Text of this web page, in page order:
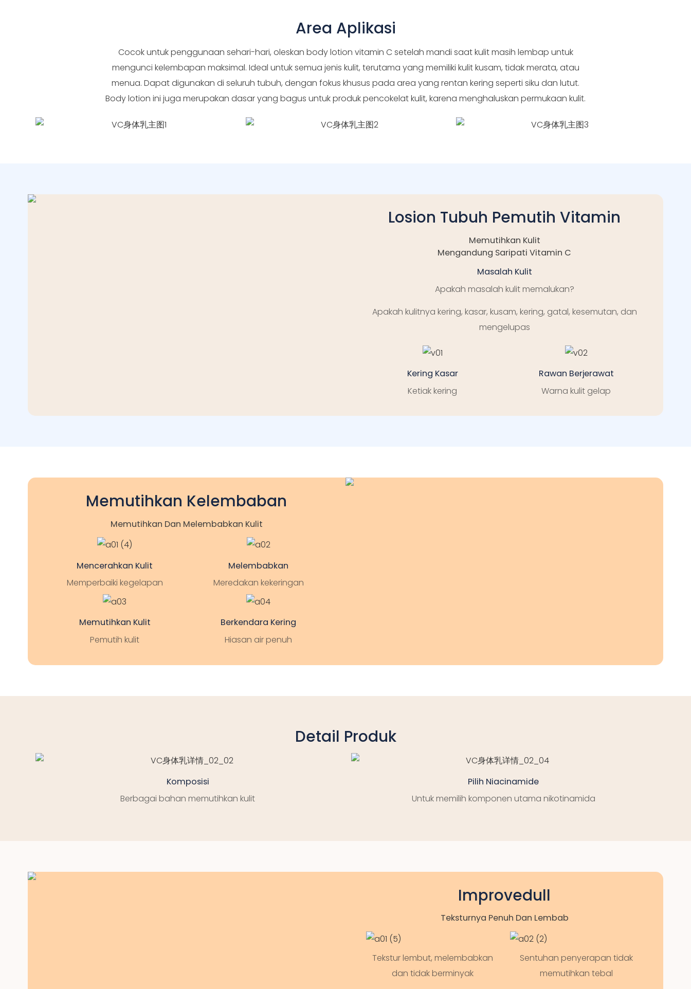
Area Aplikasi
Cocok untuk penggunaan sehari-hari, oleskan body lotion vitamin C setelah mandi saat kulit masih lembap untuk
mengunci kelembapan maksimal. Ideal untuk semua jenis kulit, terutama yang memiliki kulit kusam, tidak merata, atau
menua. Dapat digunakan di seluruh tubuh, dengan fokus khusus pada area yang rentan kering seperti siku dan lutut.
Body lotion ini juga merupakan dasar yang bagus untuk produk pencokelat kulit, karena menghaluskan permukaan kulit.
Losion Tubuh Pemutih Vitamin
Memutihkan Kulit
Mengandung Saripati Vitamin C
Masalah Kulit
Apakah masalah kulit memalukan?
Apakah kulitnya kering, kasar, kusam, kering, gatal, kesemutan, dan
mengelupas
Kering Kasar
Ketiak kering
Rawan Berjerawat
Warna kulit gelap
Memutihkan Kelembaban
Memutihkan Dan Melembabkan Kulit
Mencerahkan Kulit
Memperbaiki kegelapan
Melembabkan
Meredakan kekeringan
Memutihkan Kulit
Pemutih kulit
Berkendara Kering
Hiasan air penuh
Detail Produk
Komposisi
Berbagai bahan memutihkan kulit
Pilih Niacinamide
Untuk memilih komponen utama nikotinamida
Improvedull
Teksturnya Penuh Dan Lembab
Tekstur lembut, melembabkan
dan tidak berminyak
Sentuhan penyerapan tidak
memutihkan tebal